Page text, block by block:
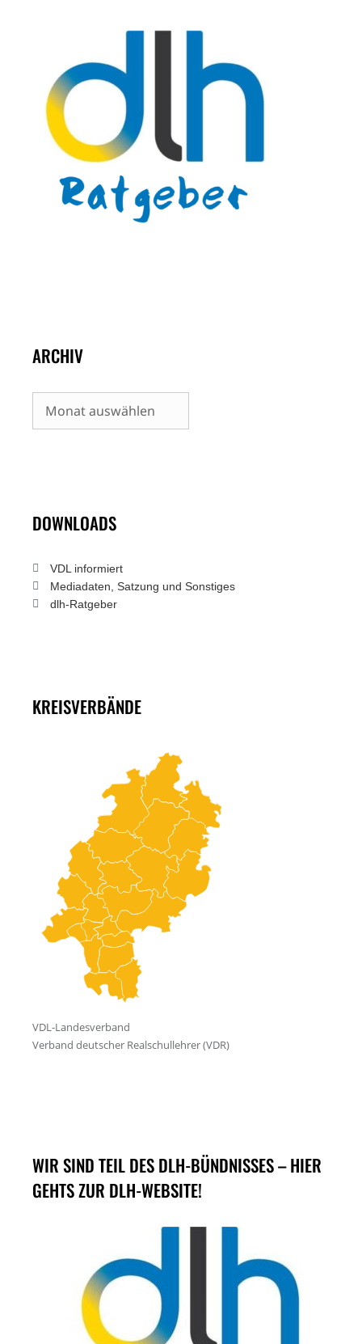
ARCHIV
Archiv
DOWNLOADS
VDL informiert
Mediadaten, Satzung und Sonstiges
dlh-Ratgeber
KREISVERBÄNDE
WIR SIND TEIL DES DLH-BÜNDNISSES – HIER
GEHTS ZUR DLH-WEBSITE!